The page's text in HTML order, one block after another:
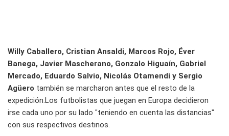
Willy Caballero, Cristian Ansaldi, Marcos Rojo, Éver
Banega, Javier Mascherano, Gonzalo Higuaín, Gabriel
Mercado, Eduardo Salvio, Nicolás Otamendi y Sergio
Agüero también se marcharon antes que el resto de la
expedición.Los futbolistas que juegan en Europa decidieron
irse cada uno por su lado "teniendo en cuenta las distancias"
con sus respectivos destinos.